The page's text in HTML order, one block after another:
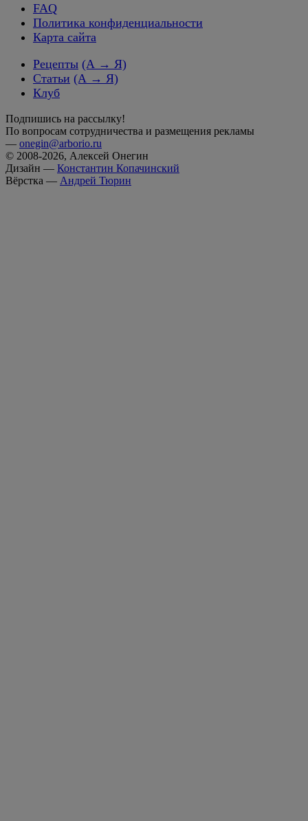
FAQ
Политика конфиденциальности
Карта сайта
Рецепты (А → Я)
Статьи (А → Я)
Клуб
Подпишись на рассылку!
По вопросам сотрудничества и размещения рекламы
— onegin@arborio.ru
© 2008-2026, Алексей Онегин
Дизайн — Константин Копачинский
Вёрстка — Андрей Тюрин